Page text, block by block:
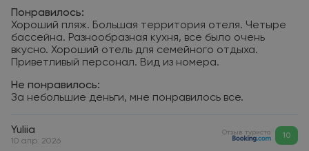
Понравилось:
Хороший пляж. Большая территория отеля. Четыре
бассейна. Разнообразная кухня, все было очень
вкусно. Хороший отель для семейного отдыха.
Приветливый персонал. Вид из номера.
Не понравилось:
За небольшие деньги, мне понравилось все.
Yuliia
10 апр. 2026
Отзыв туриста 10